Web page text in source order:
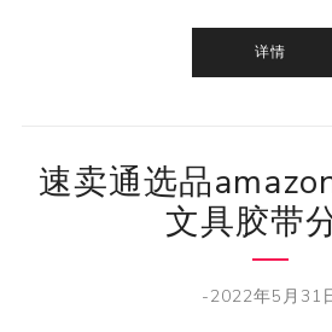
详情
速卖通选品
文具胶带
-2022年5月31